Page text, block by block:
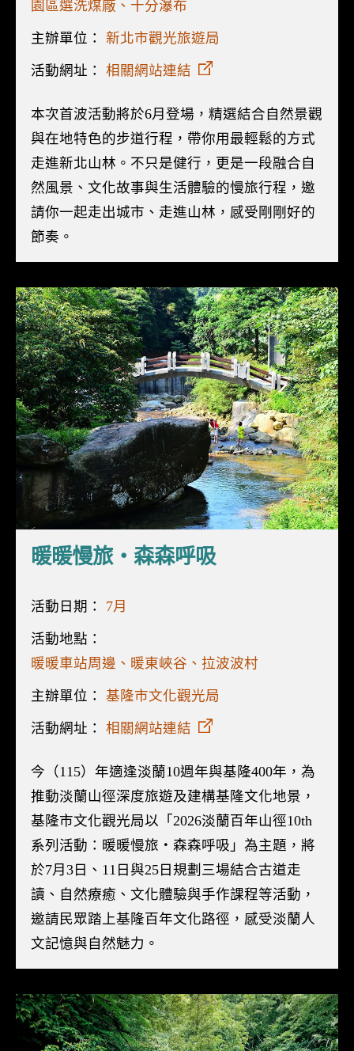
園區選洗煤廠、十分瀑布
主辦單位：新北市觀光旅遊局
活動網址：相關網站連結
本次首波活動將於6月登場，精選結合自然景觀
與在地特色的步道行程，帶你用最輕鬆的方式
走進新北山林。不只是健行，更是一段融合自
然風景、文化故事與生活體驗的慢旅行程，邀
請你一起走出城市、走進山林，感受剛剛好的
節奏。
暖暖慢旅・森森呼吸
活動日期： 7月
活動地點：
暖暖車站周邊、暖東峽谷、拉波波村
主辦單位：基隆市文化觀光局
活動網址：相關網站連結
今（115）年適逢淡蘭10週年與基隆400年，為
推動淡蘭山徑深度旅遊及建構基隆文化地景，
基隆市文化觀光局以「2026淡蘭百年山徑10th
系列活動：暖暖慢旅・森森呼吸」為主題，將
於7月3日、11日與25日規劃三場結合古道走
讀、自然療癒、文化體驗與手作課程等活動，
邀請民眾踏上基隆百年文化路徑，感受淡蘭人
文記憶與自然魅力。